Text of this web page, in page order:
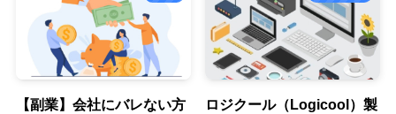
【副業】会社にバレない方
ロジクール（Logicool）製